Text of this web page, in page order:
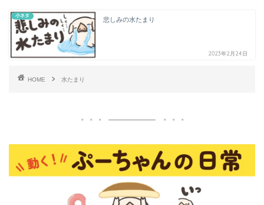
小ネタ
悲しみの水たまり
2023年2月24日
HOME 水たまり